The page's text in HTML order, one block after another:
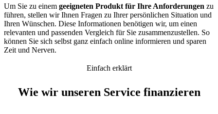
Um Sie zu einem geeigneten Produkt für Ihre Anforderungen zu
führen, stellen wir Ihnen Fragen zu Ihrer persönlichen Situation und
Ihren Wünschen. Diese Informationen benötigen wir, um einen
relevanten und passenden Vergleich für Sie zusammenzustellen. So
können Sie sich selbst ganz einfach online informieren und sparen
Zeit und Nerven.
Einfach erklärt
Wie wir unseren Service finanzieren